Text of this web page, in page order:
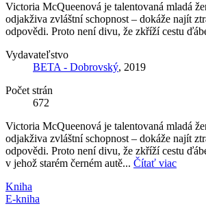
Victoria McQueenová je talentovaná mladá
odjakživa zvláštní schopnost – dokáže najít
odpovědi. Proto není divu, že zkříží cestu
Vydavateľstvo
BETA - Dobrovský, 2019
Počet strán
672
Victoria McQueenová je talentovaná mladá
odjakživa zvláštní schopnost – dokáže najít
odpovědi. Proto není divu, že zkříží cestu
v jehož starém černém autě... Čítať viac
Kniha
E-kniha